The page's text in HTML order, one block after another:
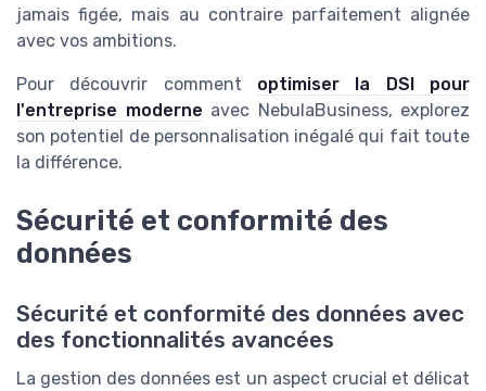
jamais figée, mais au contraire parfaitement alignée
avec vos ambitions.
Pour découvrir comment optimiser la DSI pour
l'entreprise moderne avec NebulaBusiness, explorez
son potentiel de personnalisation inégalé qui fait toute
la différence.
Sécurité et conformité des
données
Sécurité et conformité des données avec
des fonctionnalités avancées
La gestion des données est un aspect crucial et délicat